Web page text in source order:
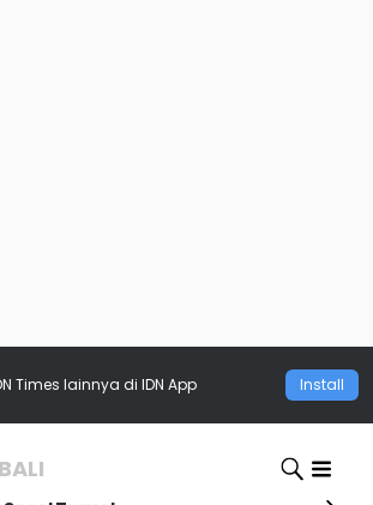
Times lainnya di IDN App Install
BALI